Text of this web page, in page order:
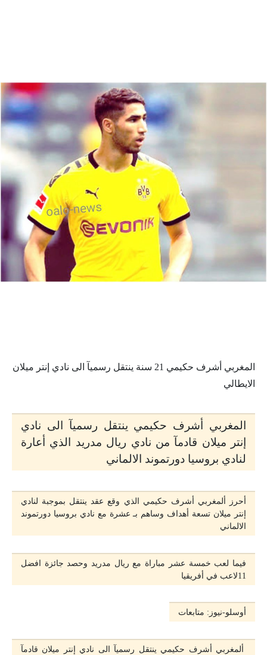
المغربي أشرف حكيمي 21 سنة ينتقل رسميآ الى نادي إنتر ميلان
الايطالي
المغربي أشرف حكيمي ينتقل رسميآ الى نادي
إنتر ميلان قادمآ من نادي ريال مدريد الذي أعارة
لنادي بروسيا دورتموند الالماني
أحرز ألمغربي أشرف حكيمي الذي وقع عقد ينتقل بموجبة لنادي
إنتر ميلان تسعة أهداف وساهم بـ عشرة مع نادي بروسيا دورتموند
الالماني
فيما لعب خمسة عشر مباراة مع ريال مدريد وحصد جائزة افضل
11لاعب في أفريقيا
أوسلو-نيوز: متابعات
ألمغربي أشرف حكيمي ينتقل رسميآ الى نادي إنتر ميلان قادمآ